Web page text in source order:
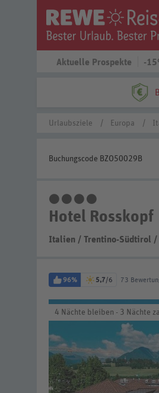
Aktuelle Prospekte -
Urlaubsziele Europa
Buchungscode BZO50029B
Hotel Rosskopf
Italien / Trentino-Südtirol /
96% 5,7/6 73
4 Nächte bleiben - 3 Nächte